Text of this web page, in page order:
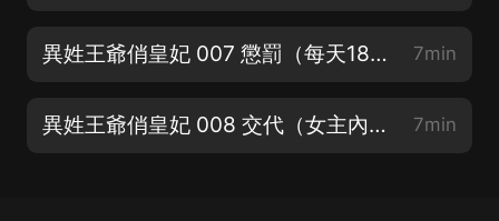
異姓王爺俏皇妃 007 懲罰（每天18：30更新哦） 7min
異姓王爺俏皇妃 008 交代（女主內心很強大成熟） 7min